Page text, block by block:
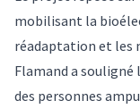
mobilisant la
réadaptation et les
Flamand a
des personnes